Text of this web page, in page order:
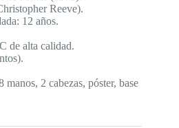
Reeve).
12 años.
de alta calidad.
2 cabezas, póster, base